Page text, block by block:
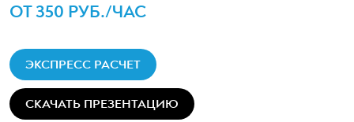
ОТ 350 РУБ./ЧАС
ЭКСПРЕСС РАСЧЕТ
СКАЧАТЬ ПРЕЗЕНТАЦИЮ